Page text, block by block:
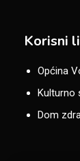
Korisni
Općina
Kulturno
Dom